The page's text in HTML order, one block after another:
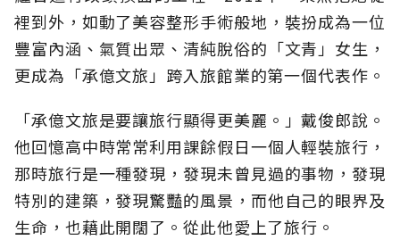
裡到外，如動了美容整形手術般地，裝扮成為一位
豐富內涵、氣質出眾、清純脫俗的「文青」女生，
更成為「承億文旅」跨入旅館業的第一個代表作。
「承億文旅是要讓旅行顯得更美麗。」戴俊郎說。
他回憶高中時常常利用課餘假日一個人輕裝旅行，
那時旅行是一種發現，發現未曾見過的事物，發現
特別的建築，發現驚豔的風景，而他自己的眼界及
生命，也藉此開闊了。從此他愛上了旅行。